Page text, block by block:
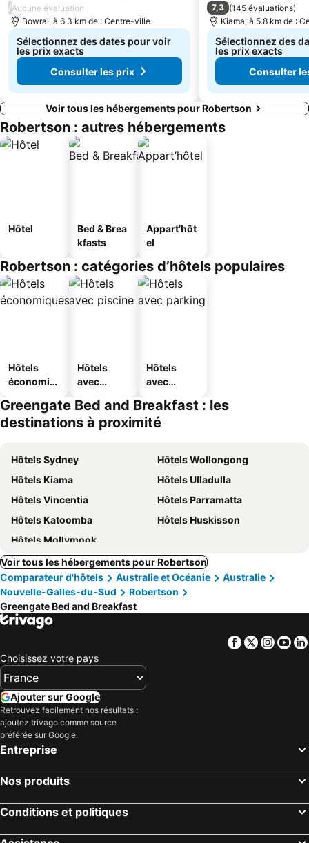
/Aucune évaluation
Bowral, à 6.3 km de : Centre-ville
Sélectionnez des dates pour voir
les prix exacts
Consulter les prix
7,3 (145 évaluations)
Kiama, à 5.8 km de :
Sélectionnez des
les prix exacts
Consulter
Voir tous les hébergements pour Robertson
Robertson : autres hébergements
Hôtel
Bed & Brea
kfasts
Appart’hôt
el
Robertson : catégories d’hôtels populaires
Hôtels
économiq
Hôtels
avec
Hôtels
avec
Greengate Bed and Breakfast : les
destinations à proximité
Hôtels Sydney
Hôtels Wollongong
Hôtels Kiama
Hôtels Ulladulla
Hôtels Vincentia
Hôtels Parramatta
Hôtels Katoomba
Hôtels Huskisson
Hôtels Mollymook
Voir tous les hébergements pour Robertson
Comparateur d'hôtels
Australie et Océanie
Australie
Nouvelle-Galles-du-Sud
Robertson
Greengate Bed and Breakfast
Facebook
Twitter
Choisissez votre pays
Ajouter sur Google
Retrouvez facilement nos résultats :
ajoutez trivago comme source
préférée sur Google.
Entreprise
Nos produits
Conditions et politiques